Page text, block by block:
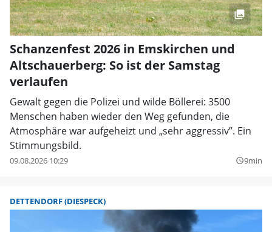
Schanzenfest 2026 in Emskirchen und
Altschauerberg: So ist der Samstag
verlaufen
Gewalt gegen die Polizei und wilde Böllerei: 3500
Menschen haben wieder den Weg gefunden, die
Atmosphäre war aufgeheizt und „sehr aggressiv”. Ein
Stimmungsbild.
09.08.2026 10:29 query_builder9min
DETTENDORF (DIESPECK)